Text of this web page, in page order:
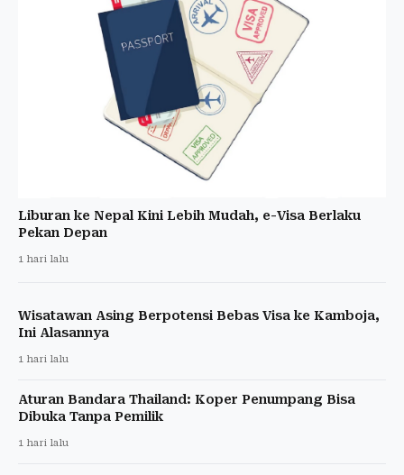
Liburan ke Nepal Kini Lebih Mudah, e-Visa Berlaku
Pekan Depan
1 hari lalu
Wisatawan Asing Berpotensi Bebas Visa ke Kamboja,
Ini Alasannya
1 hari lalu
Aturan Bandara Thailand: Koper Penumpang Bisa
Dibuka Tanpa Pemilik
1 hari lalu